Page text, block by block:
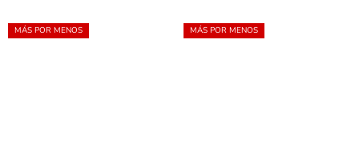
MÁS POR MENOS MÁS POR MENOS